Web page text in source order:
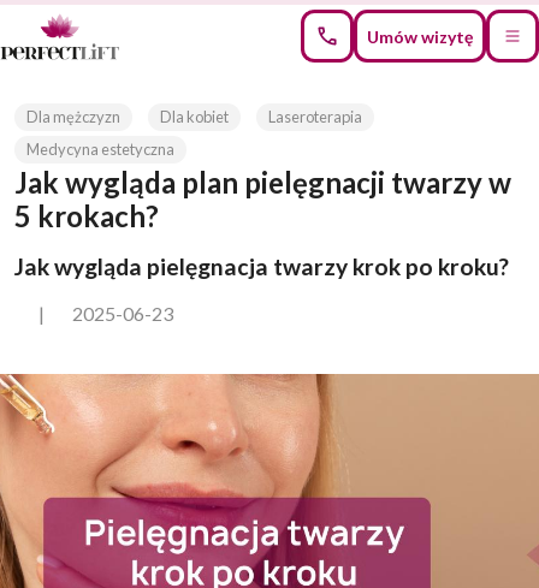
Umów wizytę
Dla mężczyzn Dla kobiet
Laseroterapia
Medycyna estetyczna
Jak wygląda plan pielęgnacji twarzy w
5 krokach?
Jak wygląda pielęgnacja twarzy krok po kroku?
| 2025-06-23